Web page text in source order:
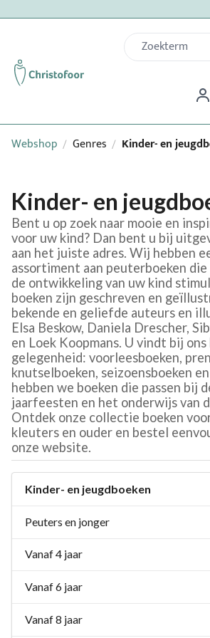
Webshop / Genres / Kinder- en
Kinder- en
Bent u op zoek naar mooie en
voor uw kind? Dan bent u bij
aan het juiste adres. Wij hebben
assortiment aan peuterboeken
de ontwikkeling van uw kind
boeken zijn geschreven en
bekende en geliefde auteurs en
Elsa Beskow, Daniela Drescher,
en Loek Koopmans. U vindt bij
gelegenheid: voorleesboeken,
knutselboeken, seizoensboeken
hebben we boeken die passen bij
jaarfeesten en het onderwijs van
Ontdek onze collectie boeken
kleuters en ouder en bestel
onze website.
Kinder- en jeugdboeken
Peuters en jonger
Vanaf 4 jaar
Vanaf 6 jaar
Vanaf 8 jaar